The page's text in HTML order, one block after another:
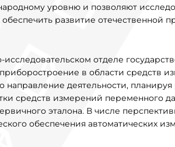
уровню и позволяют
обеспечить развитие отечественной
исследовательском отделе
в области средств
направление деятельности,
средств измерений переменного
эталона. В числе
обеспечения автоматических